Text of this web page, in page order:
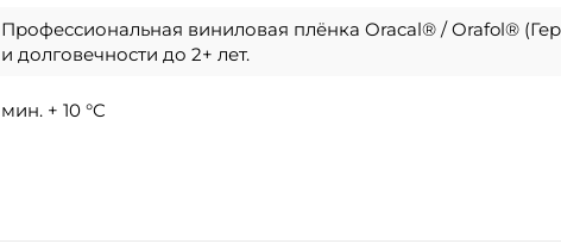
Профессиональная виниловая плёнка Oracal® / Orafol®
и долговечности до 2+ лет.
мин. + 10 °C